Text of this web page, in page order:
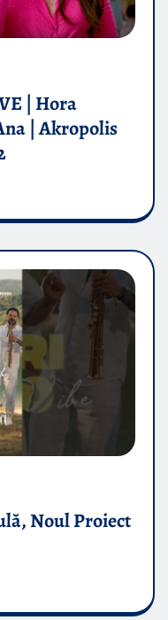
| Hora
| Akropolis
Noul Proiect